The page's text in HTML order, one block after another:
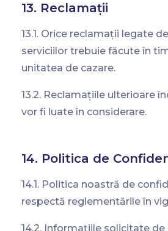
13. Reclamații
13.1. Orice reclamații legate
serviciilor trebuie făcute în
unitatea de cazare.
13.2. Reclamațiile ulterioare
vor fi luate în considerare.
14. Politica de
14.1. Politica noastră de
respectă reglementările în
14.2. Informațiile solicitate de